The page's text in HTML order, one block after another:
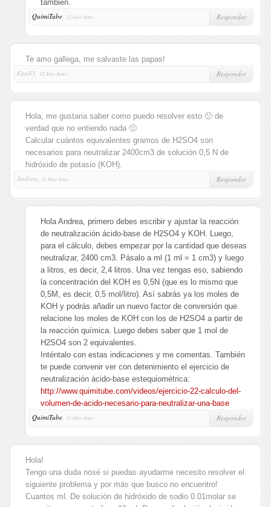
también.
QuimiTube, 12 Años Antes Responder
Te amo gallega, me salvaste las papas!
FanN1,
12 Años Antes Responder
Hola, me gustaria saber como puedo resolver esto 🙁 de
verdad que no entiendo nada 🙁
Calcular cuántos equivalentes gramos de H2SO4 son
necesarios para neutralizar 2400cm3 de solución 0,5 N de
hidróxido de potasio (KOH).
Andrea,
11 Años Antes Responder
Hola Andrea, primero debes escribir y ajustar la reacción
de neutralización ácido-base de H2SO4 y KOH. Luego,
para el cálculo, debes empezar por la cantidad que deseas
neutralizar, 2400 cm3. Pásalo a ml (1 ml = 1 cm3) y luego
a litros, es decir, 2,4 litros. Una vez tengas eso, sabiendo
la concentración del KOH es 0,5N (que es lo mismo que
0,5M, es decir, 0,5 mol/litro). Así sabrás ya los moles de
KOH y podrás añadir un nuevo factor de conversión que
relacione los moles de KOH con los de H2SO4 a partir de
la reacción química. Luego debes saber que 1 mol de
H2SO4 son 2 equivalentes.
Inténtalo con estas indicaciones y me comentas. También
te puede convenir ver con detenimiento el ejercicio de
neutralización ácido-base estequiométrica:
http://www.quimitube.com/videos/ejercicio-22-calculo-del-
volumen-de-acido-necesario-para-neutralizar-una-base
QuimiTube, 11 Años Antes Responder
Hola!
Tengo una duda nosé si puedas ayudarme necesito resolver el
siguiente problema y por más que busco no encuentro!
Cuantos ml. De solución de hidróxido de sodio 0.01molar se